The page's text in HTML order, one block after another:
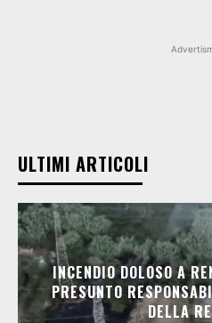
ULTIMI ARTICOLI
INCENDIO DOLOSO A
PRESUNTO
DELLA